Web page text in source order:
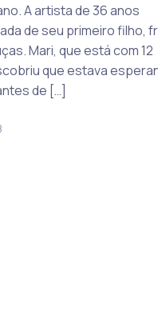
A artista de 36 anos
de seu primeiro filho,
Mari, que está com 12
que estava
de […]